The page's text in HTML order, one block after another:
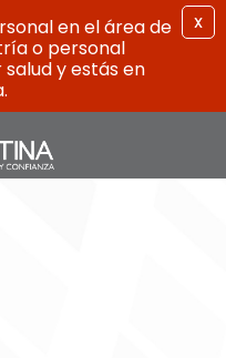
en el área de
o personal
y estás en
X